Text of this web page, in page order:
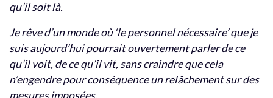
qu’il soit là.
Je rêve d’un monde où ‘le personnel nécessaire’ que je
suis aujourd’hui pourrait ouvertement parler de ce
qu’il voit, de ce qu’il vit, sans craindre que cela
n’engendre pour conséquence un relâchement sur des
mesures imposées.